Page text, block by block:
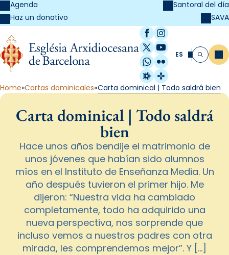
Agenda
Haz un donativo
Santoral del día
SAVA
Facebook
Instagram
X / Twitter
YouTube
WhatsApp
Flickr
Radio Estel
Catalunya
ES Buscar
Home Cartas dominicales Carta dominical | Todo saldrá bien
Carta dominical | Todo saldrá
bien
Hace unos años bendije el matrimonio de
unos jóvenes que habían sido alumnos
míos en el Instituto de Enseñanza Media. Un
año después tuvieron el primer hijo. Me
dijeron: “Nuestra vida ha cambiado
completamente, todo ha adquirido una
nueva perspectiva, nos sorprende que
incluso vemos a nuestros padres con otra
mirada, les comprendemos mejor”. Y […]